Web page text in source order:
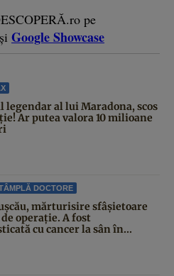
pe
și Google Showcase
legendar al lui Maradona, scos
Ar putea valora 10 milioane
DOCTORE
mărturisire sfâșietoare
operație. A fost
cu cancer la sân în...